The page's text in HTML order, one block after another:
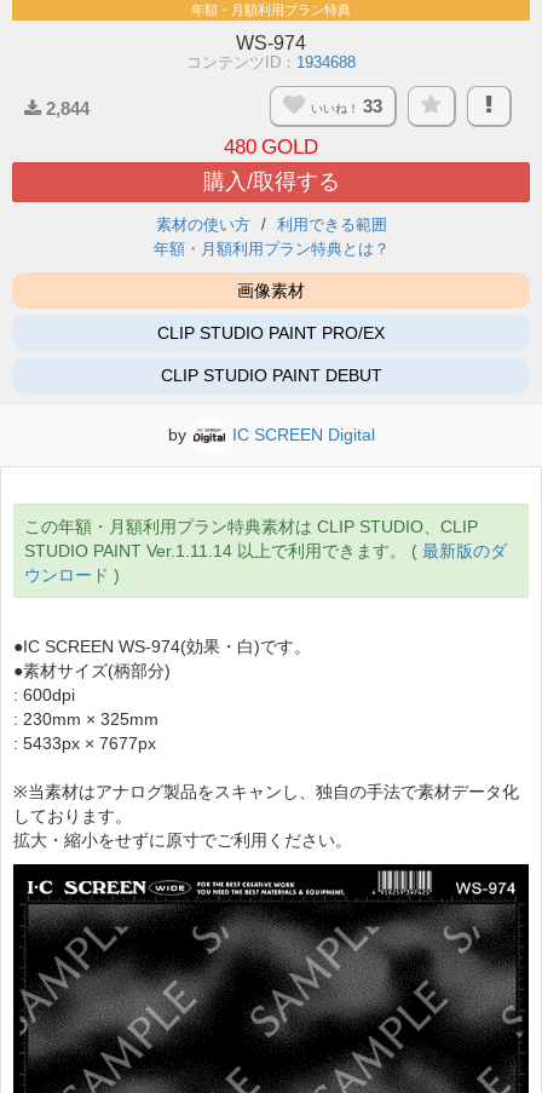
年額・月額利用プラン特典
WS-974
コンテンツID： 1934688
2,844 いいね！ 33
480 GOLD
購入/取得する
素材の使い方
利用できる範囲
年額・月額利用プラン特典とは？
画像素材
CLIP STUDIO PAINT PRO/EX
CLIP STUDIO PAINT DEBUT
by IC SCREEN Digital
この年額・月額利用プラン特典素材は CLIP STUDIO、CLIP
STUDIO PAINT Ver.1.11.14 以上で利用できます。 ( 最新版のダ
ウンロード )
●IC SCREEN WS-974(効果・白)です。
●素材サイズ(柄部分)
: 600dpi
: 230mm × 325mm
: 5433px × 7677px
※当素材はアナログ製品をスキャンし、独自の手法で素材データ化
しております。
拡大・縮小をせずに原寸でご利用ください。